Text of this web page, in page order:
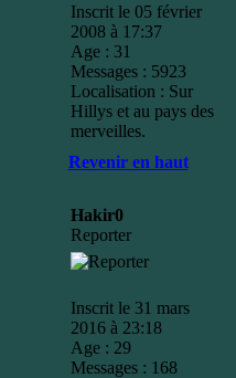
Inscrit le 05 février
2008 à 17:37
Age : 31
Messages : 5923
Localisation : Sur
Hillys et au pays des
merveilles.
Revenir en haut
Hakir0
Reporter
Inscrit le 31 mars
2016 à 23:18
Age : 29
Messages : 168